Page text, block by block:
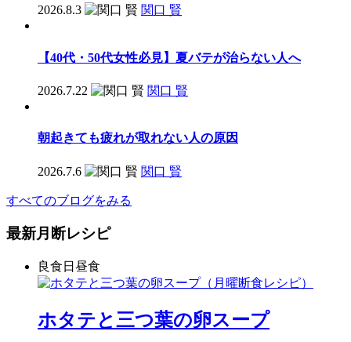
2026.8.3 関口 賢
【40代・50代女性必見】夏バテが治らない人へ
2026.7.22 関口 賢
朝起きても疲れが取れない人の原因
2026.7.6 関口 賢
すべてのブログをみる
最新月断レシピ
良食日昼食
ホタテと三つ葉の卵スープ